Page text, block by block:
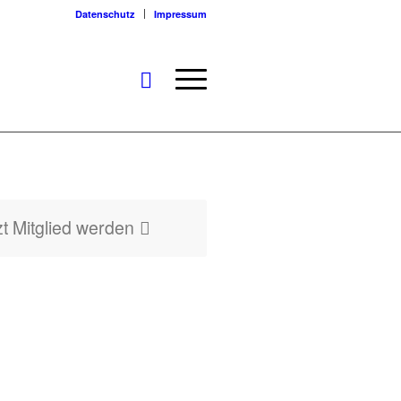
Datenschutz Impressum
Mitglied werden